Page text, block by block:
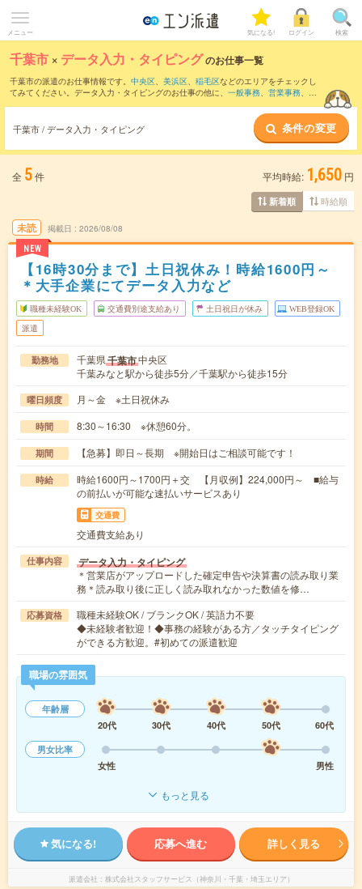
メニュー 気になる! ログイン 検索
千葉市 × データ入力・タイピングのお仕事一覧
千葉市の派遣のお仕事情報です。 中央区、 美浜区、 稲毛区などのエリアをチェックし
てみてください。データ入力・タイピングのお仕事の他に、 一般事務、 営業事務、 総
データ入力・タイ
ピングのお仕事とは？とは？
千葉市 / データ入力・タイピング 条件の変更
全 5件 平均時給: 1,650 円
新着順 時給順
未読
NEW
掲載日 2026/08/08
【16時30分まで】土日祝休み！時給1600円～
＊大手企業にてデータ入力など
職種未経験OK 交通費別途支給あり 土日祝日が休み WEB登録OK
派遣
勤務地 千葉県千葉市中央区
千葉みなと駅から徒歩5分／千葉駅から徒歩15分
曜日頻度 月～金 ※土日祝休み
時間 8:30～16:30 ※休憩60分。
期間 【急募】即日～長期 ※開始日はご相談可能です！
時給
時給1600円～1700円＋交 【月収例】224,000円～ ■給与
の前払いが可能な速払いサービスあり
交通費
交通費支給あり
仕事内容 データ入力・タイピング
＊営業店がアップロードした確定申告や決算書の読み取り業
務＊読み取り後に正しく読み取れなかった数値を修…
応募資格
職種未経験OK / ブランクOK / 英語力不要
◆未経験者歓迎！◆事務の経験がある方／タッチタイピング
ができる方歓迎。#初めての派遣歓迎
職場の雰囲気
年齢層
20代
30代 40代 50代
60代
男女比率
女性
男性
もっと見る
気になる! 応募へ進む 詳しく見る
派遣会社 株式会社スタッフサービス（神奈川・千葉・埼玉エリア）